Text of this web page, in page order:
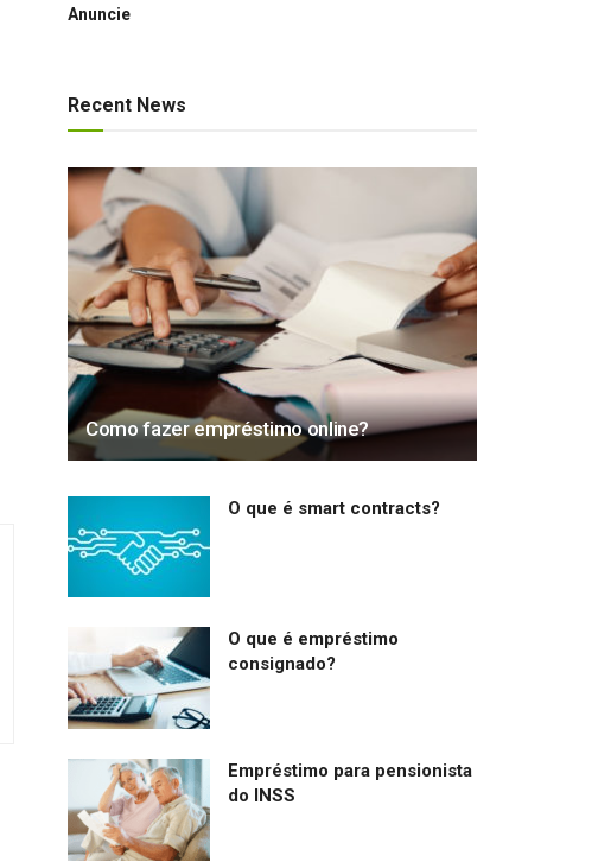
Anuncie
Recent News
Como fazer empréstimo online?
O que é smart contracts?
O que é empréstimo
consignado?
Empréstimo para pensionista
do INSS